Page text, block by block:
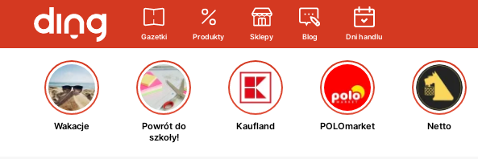
Gazetki Produkty Sklepy Blog Dni handlu
Wakacje
Powrót do
szkoły!
Kaufland POLOmarket Netto